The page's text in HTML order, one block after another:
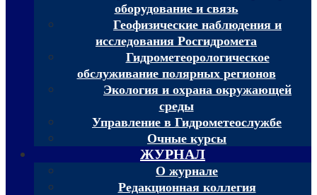
оборудование и связь
Геофизические наблюдения и
исследования Росгидромета
Гидрометеорологическое
обслуживание полярных регионов
Экология и охрана окружающей
среды
Управление в Гидрометеослужбе
Очные курсы
ЖУРНАЛ
О журнале
Редакционная коллегия